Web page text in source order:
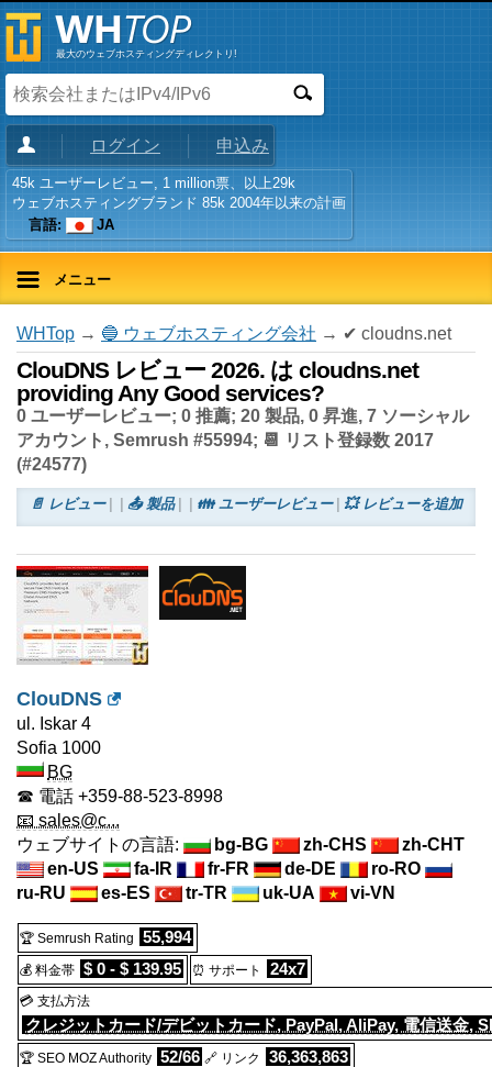
最大のウェブホスティングディレクトリ!
ログイン 申込み
45k ユーザーレビュー, 1 million票、以上29k
ウェブホスティングブランド 85k 2004年以来の計画
言語:
JA
メニュー
WHTop → 🔵 ウェブホスティング会社 → ✔ cloudns.net
ClouDNS レビュー 2026. は cloudns.net
providing Any Good services?
0 ユーザーレビュー; 0 推薦; 20 製品, 0 昇進, 7 ソーシャル
アカウント, Semrush #55994; 📆 リスト登録数 2017
(#24577)
📄 レビュー 📤 製品 👪 ユーザーレビュー 💥 レビューを追加
ClouDNS
ul. Iskar 4
Sofia 1000
BG
☎ 電話 +359-88-523-8998
📧 sales@c...
ウェブサイトの言語:
bg-BG zh-CHS
zh-CHT
en-US
fa-IR fr-FR de-DE
ro-RO
ru-RU
es-ES tr-TR uk-UA vi-VN
🏆 Semrush Rating 55,994
💰 料金帯 $ 0 - $ 139.95 ⏰ サポート 24x7
💳 支払方法
クレジットカード/デビットカード, PayPal, AliPay, 電信送金,
🏆 SEO MOZ Authority 52/66 🔗 リンク 36,363,863